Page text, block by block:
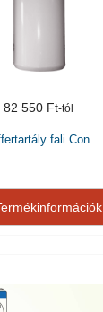
82 550 Ft
fali Con.